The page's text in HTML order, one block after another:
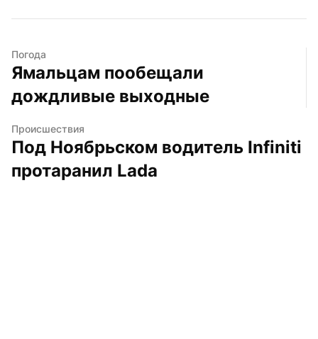
Погода
Ямальцам пообещали
дождливые выходные
Происшествия
Под Ноябрьском водитель Infiniti
протаранил Lada